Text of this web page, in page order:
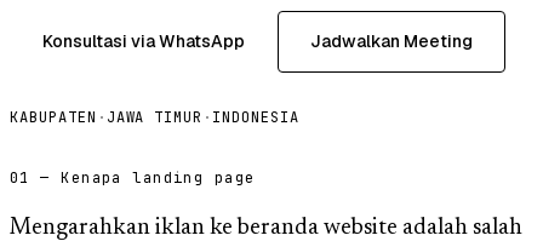
Konsultasi via WhatsApp Jadwalkan Meeting
KABUPATEN · JAWA TIMUR · INDONESIA
01 — Kenapa landing page
Mengarahkan iklan ke beranda website adalah salah